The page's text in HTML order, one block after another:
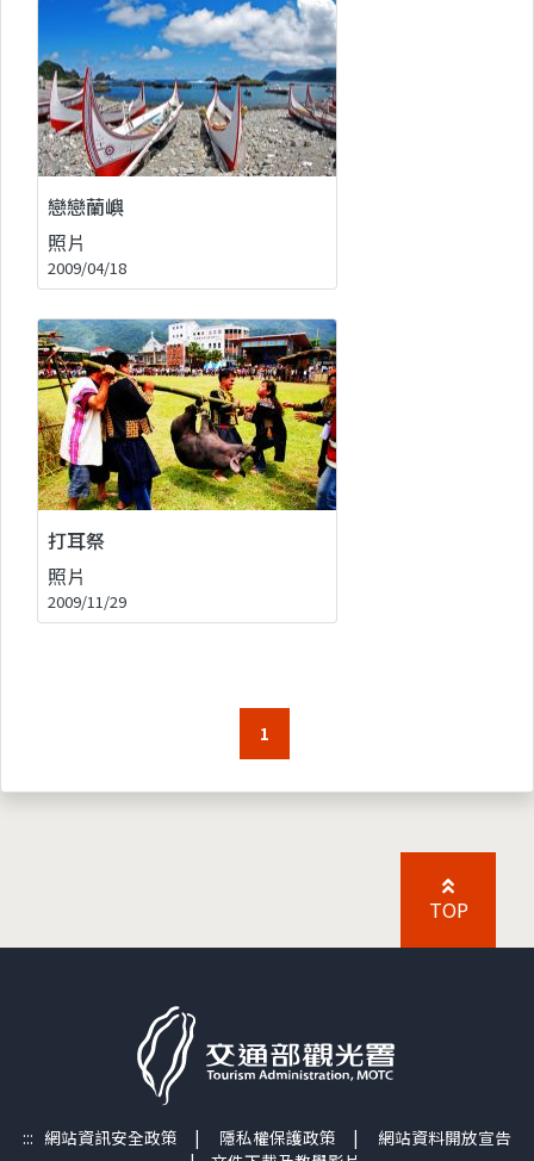
戀戀蘭嶼
照片
2009/04/18
打耳祭
照片
2009/11/29
1
TOP
::: 網站資訊安全政策 | 隱私權保護政策 | 網站資料開放宣告